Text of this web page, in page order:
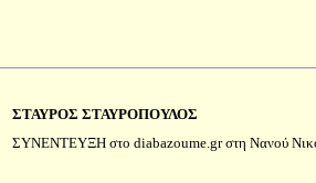
ΣΤΑΥΡΟΣ ΣΤΑΥΡΟΠΟΥΛΟΣ
ΣΥΝΕΝΤΕΥΞΗ στο diabazoume.gr στη Νανού